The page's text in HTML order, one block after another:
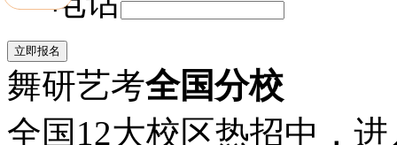
舞研艺考全国分校
全国12大校区热招中，